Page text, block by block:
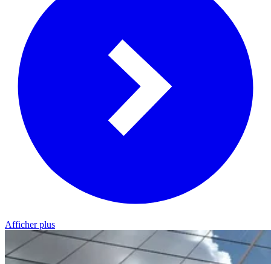
Afficher plus